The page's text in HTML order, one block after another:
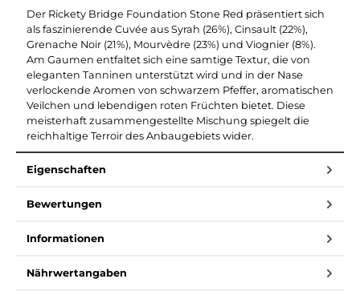
Der Rickety Bridge Foundation Stone Red präsentiert sich
als faszinierende Cuvée aus Syrah (26%), Cinsault (22%),
Grenache Noir (21%), Mourvèdre (23%) und Viognier (8%).
Am Gaumen entfaltet sich eine samtige Textur, die von
eleganten Tanninen unterstützt wird und in der Nase
verlockende Aromen von schwarzem Pfeffer, aromatischen
Veilchen und lebendigen roten Früchten bietet. Diese
meisterhaft zusammengestellte Mischung spiegelt die
reichhaltige Terroir des Anbaugebiets wider.
Eigenschaften
Bewertungen
Informationen
Nährwertangaben